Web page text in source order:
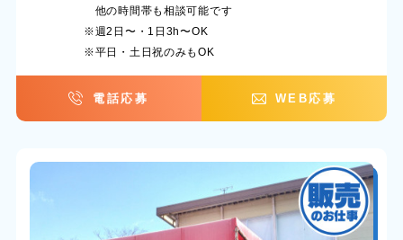
他の時間帯も相談可能です
※週2日〜・1日3h〜OK
※平日・土日祝のみもOK
電話応募 WEB応募